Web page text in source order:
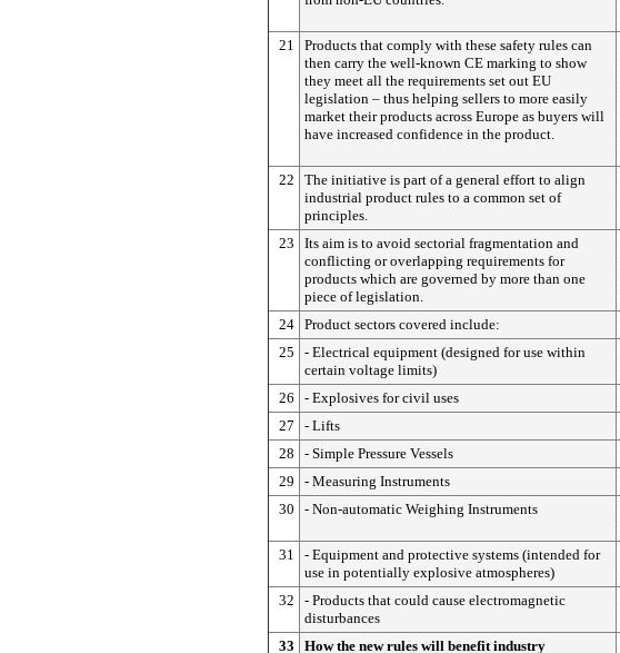
21
Products that comply with these safety rules can
then carry the well-known CE marking to show
they meet all the requirements set out EU
legislation – thus helping sellers to more easily
market their products across Europe as buyers will
have increased confidence in the product.
22
The initiative is part of a general effort to align
industrial product rules to a common set of
principles.
23
Its aim is to avoid sectorial fragmentation and
conflicting or overlapping requirements for
products which are governed by more than one
piece of legislation.
24 Product sectors covered include:
25
- Electrical equipment (designed for use within
certain voltage limits)
26
- Explosives for civil uses
27
- Lifts
28
- Simple Pressure Vessels
29
- Measuring Instruments
30
- Non-automatic Weighing Instruments
31
- Equipment and protective systems (intended for
use in potentially explosive atmospheres)
32
- Products that could cause electromagnetic
disturbances
33
How the new rules will benefit industry